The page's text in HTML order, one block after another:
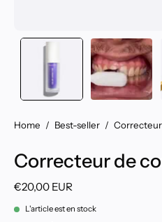
Home / Best-seller /
Correcteur de
€20,00 EUR
L'article est en stock